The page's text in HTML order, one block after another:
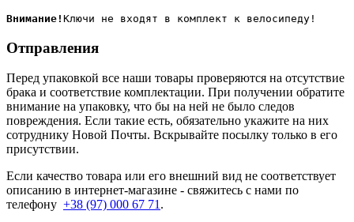
Внимание!
Отправления
Перед упаковкой все наши товары проверяются на отсутствие
брака и соответствие комплектации. При получении обратите
внимание на упаковку, что бы на ней не было следов
повреждения. Если такие есть, обязательно укажите на них
сотруднику Новой Почты. Вскрывайте посылку только в его
присутствии.
Если качество товара или его внешний вид не соответствует
описанию в интернет-магазине - свяжитесь с нами по
телефону +38 (97) 000 67 71 .